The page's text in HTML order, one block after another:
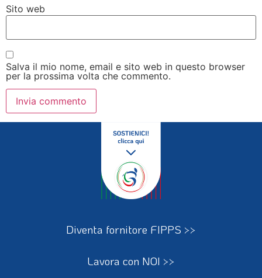
Sito web
Salva il mio nome, email e sito web in questo browser
per la prossima volta che commento.
Diventa fornitore FIPPS >>
Lavora con NOI >>